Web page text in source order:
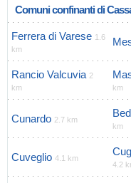
Comuni confinanti di
Ferrera di Varese 1.6
km
Rancio Valcuvia 2
km
km
Cunardo 2.7 km
km
Cuveglio 4.1 km
4.2